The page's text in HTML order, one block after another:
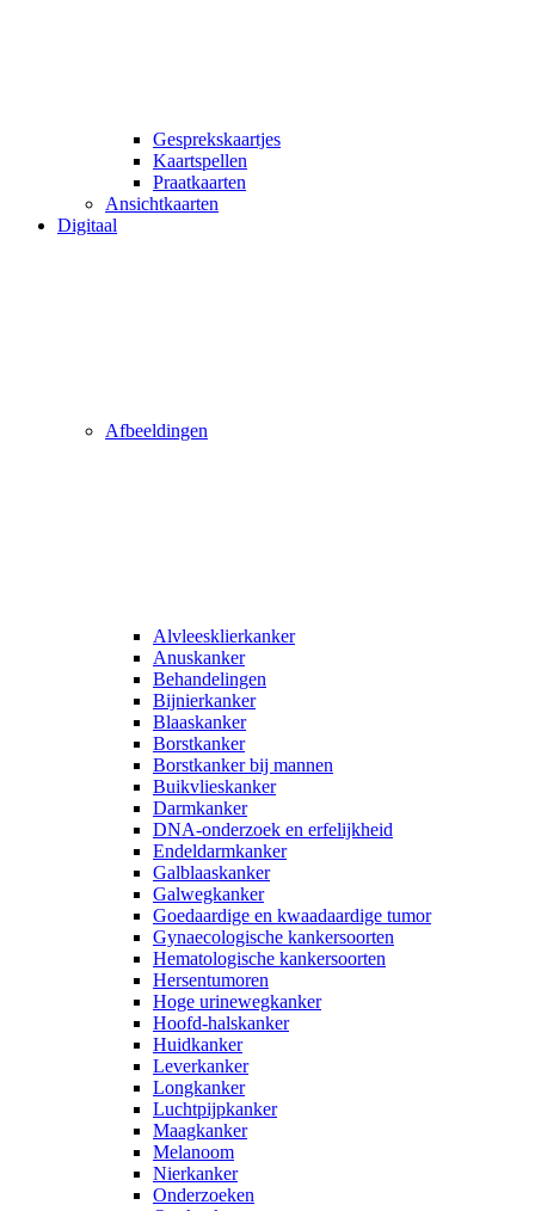
Gesprekskaartjes
Kaartspellen
Praatkaarten
Ansichtkaarten
Digitaal
Afbeeldingen
Alvleesklierkanker
Anuskanker
Behandelingen
Bijnierkanker
Blaaskanker
Borstkanker
Borstkanker bij mannen
Buikvlieskanker
Darmkanker
DNA-onderzoek en erfelijkheid
Endeldarmkanker
Galblaaskanker
Galwegkanker
Goedaardige en kwaadaardige tumor
Gynaecologische kankersoorten
Hematologische kankersoorten
Hersentumoren
Hoge urinewegkanker
Hoofd-halskanker
Huidkanker
Leverkanker
Longkanker
Luchtpijpkanker
Maagkanker
Melanoom
Nierkanker
Onderzoeken